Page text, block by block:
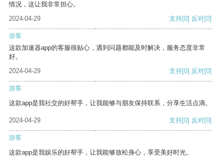
情况，这让我非常担心。
2024-04-29
支持[0] 反对[0]
游客
这款加速器app的客服很贴心，遇到问题都能及时解决，服务态度非常
好。
2024-04-29
支持[0] 反对[0]
游客
这款app是我社交的好帮手，让我能够与朋友保持联系，分享生活点滴。
2024-04-29 支持[0] 反对[0]
游客
这款app是我娱乐的好帮手，让我能够放松身心，享受美好时光。